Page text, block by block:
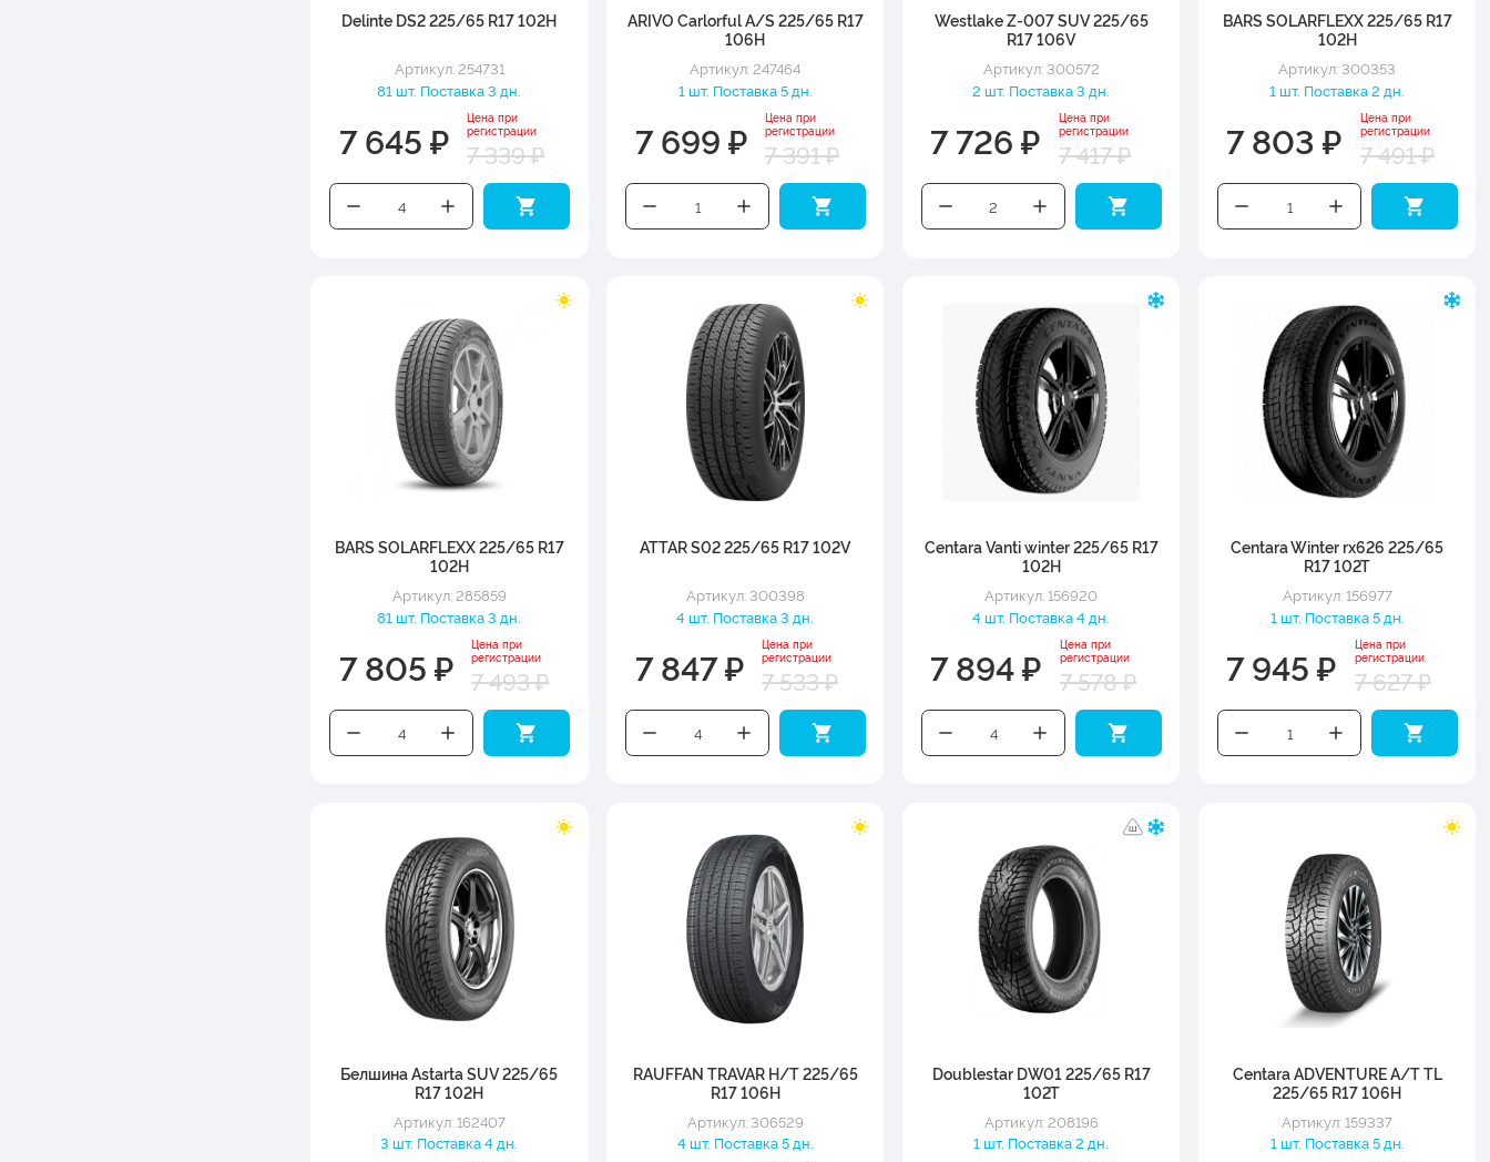
Delinte DS2 225/65 R17 102H
Артикул: 254731
81 шт. Поставка 3 дн.
7 645 ₽
Цена при
регистрации
7 339 ₽
ARIVO Carlorful A/S 225/65 R17
106H
Артикул: 247464
1 шт. Поставка 5 дн.
7 699 ₽
Цена при
регистрации
7 391 ₽
Westlake Z-007 SUV 225/65
R17 106V
Артикул: 300572
2 шт. Поставка 3 дн.
7 726 ₽
Цена при
регистрации
7 417 ₽
BARS SOLARFLEXX 225/65 R17
102H
Артикул: 300353
1 шт. Поставка 2 дн.
7 803 ₽
Цена при
регистрации
7 491 ₽
BARS SOLARFLEXX 225/65 R17
102H
Артикул: 285859
81 шт. Поставка 3 дн.
7 805 ₽
Цена при
регистрации
7 493 ₽
ATTAR S02 225/65 R17 102V
Артикул: 300398
4 шт. Поставка 3 дн.
7 847 ₽
Цена при
регистрации
7 533 ₽
Centara Vanti winter 225/65 R17
102H
Артикул: 156920
4 шт. Поставка 4 дн.
7 894 ₽
Цена при
регистрации
7 578 ₽
Centara Winter rx626 225/65
R17 102T
Артикул: 156977
1 шт. Поставка 5 дн.
7 945 ₽
Цена при
регистрации
7 627 ₽
Белшина Astarta SUV 225/65
R17 102H
Артикул: 162407
3 шт. Поставка 4 дн.
RAUFFAN TRAVAR H/T 225/65
R17 106H
Артикул: 306529
4 шт. Поставка 5 дн.
Doublestar DW01 225/65 R17
102T
Артикул: 208196
1 шт. Поставка 2 дн.
Centara ADVENTURE A/T TL
225/65 R17 106H
Артикул: 159337
1 шт. Поставка 5 дн.